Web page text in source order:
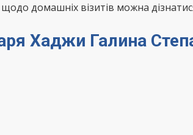
домашніх візитів можна
Хаджи Галина